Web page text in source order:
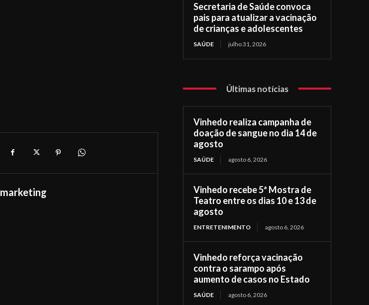
marketing
Secretaria de Saúde convoca
pais para atualizar a vacinação
de crianças e adolescentes
SAÚDE julho 31, 2026
Últimas notícias
Vinhedo realiza campanha de
doação de sangue no dia 14 de
agosto
SAÚDE agosto 6, 2026
Vinhedo recebe 5ª Mostra de
Teatro entre os dias 10 e 13 de
agosto
ENTRETENIMENTO agosto 6, 2026
Vinhedo reforça vacinação
contra o sarampo após
aumento de casos no Estado
SAÚDE agosto 6, 2026